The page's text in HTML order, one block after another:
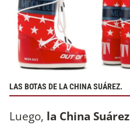
LAS BOTAS DE LA CHINA SUÁREZ.
Luego, la China Suárez